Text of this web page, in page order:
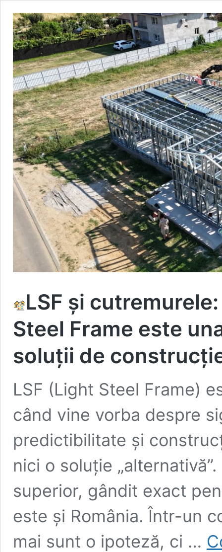
LSF și
Steel Frame este
soluții de
LSF (Light Steel Frame)
când vine vorba despre
predictibilitate și
nici o soluție
superior, gândit exact
este și România. Într-un
mai sunt o ipoteză, ci …